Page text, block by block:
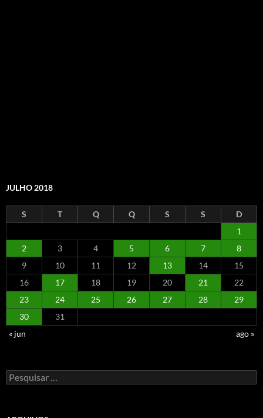
JULHO 2018
S T Q Q S S
D
1
2
3 4 5 6 7
8
9
10 11 12 13 14
15
16
17 18 19 20 21
22
23
24 25 26 27 28
29
30
31
« jun
ago »
Pesquisar
por: